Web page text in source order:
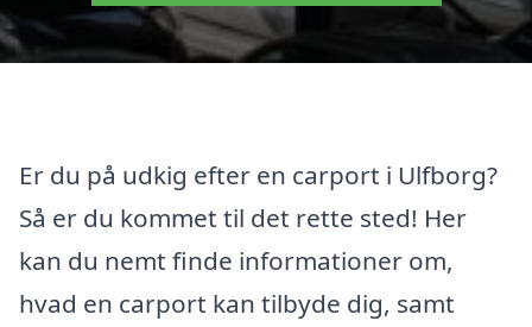
Er du på udkig efter en carport i Ulfborg?
Så er du kommet til det rette sted! Her
kan du nemt finde informationer om,
hvad en carport kan tilbyde dig, samt